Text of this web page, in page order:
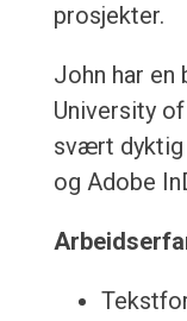
prosjekter.
John har en
University
svært dyktig
og Adobe